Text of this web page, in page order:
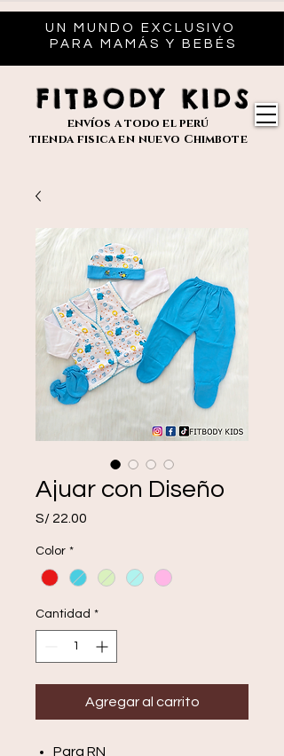
UN MUNDO EXCLUSIVO
PARA MAMÁS Y BEBÉS
FITBODY KIDS
envíos a todo el perú
tienda fisica en nuevo Chimbote
Ajuar con Diseño
S/ 22.00
Color *
Cantidad *
Agregar al carrito
Para RN